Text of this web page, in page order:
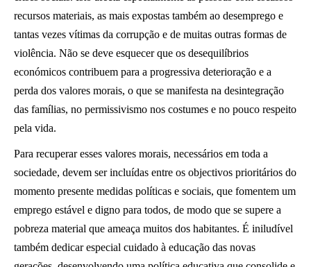
recursos materiais, as mais expostas também ao desemprego e
tantas vezes vítimas da corrupção e de muitas outras formas de
violência. Não se deve esquecer que os desequilíbrios
económicos contribuem para a progressiva deterioração e a
perda dos valores morais, o que se manifesta na desintegração
das famílias, no permissivismo nos costumes e no pouco respeito
pela vida.
Para recuperar esses valores morais, necessários em toda a
sociedade, devem ser incluídas entre os objectivos prioritários do
momento presente medidas políticas e sociais, que fomentem um
emprego estável e digno para todos, de modo que se supere a
pobreza material que ameaça muitos dos habitantes. É iniludível
também dedicar especial cuidado à educação das novas